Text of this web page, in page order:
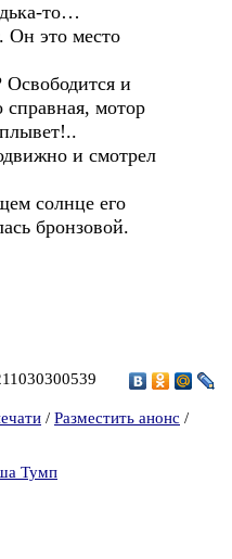
то…
Он это место
и
мотор
и смотрел
солнце его
бронзовой.
/ Разместить анонс /
Тумп